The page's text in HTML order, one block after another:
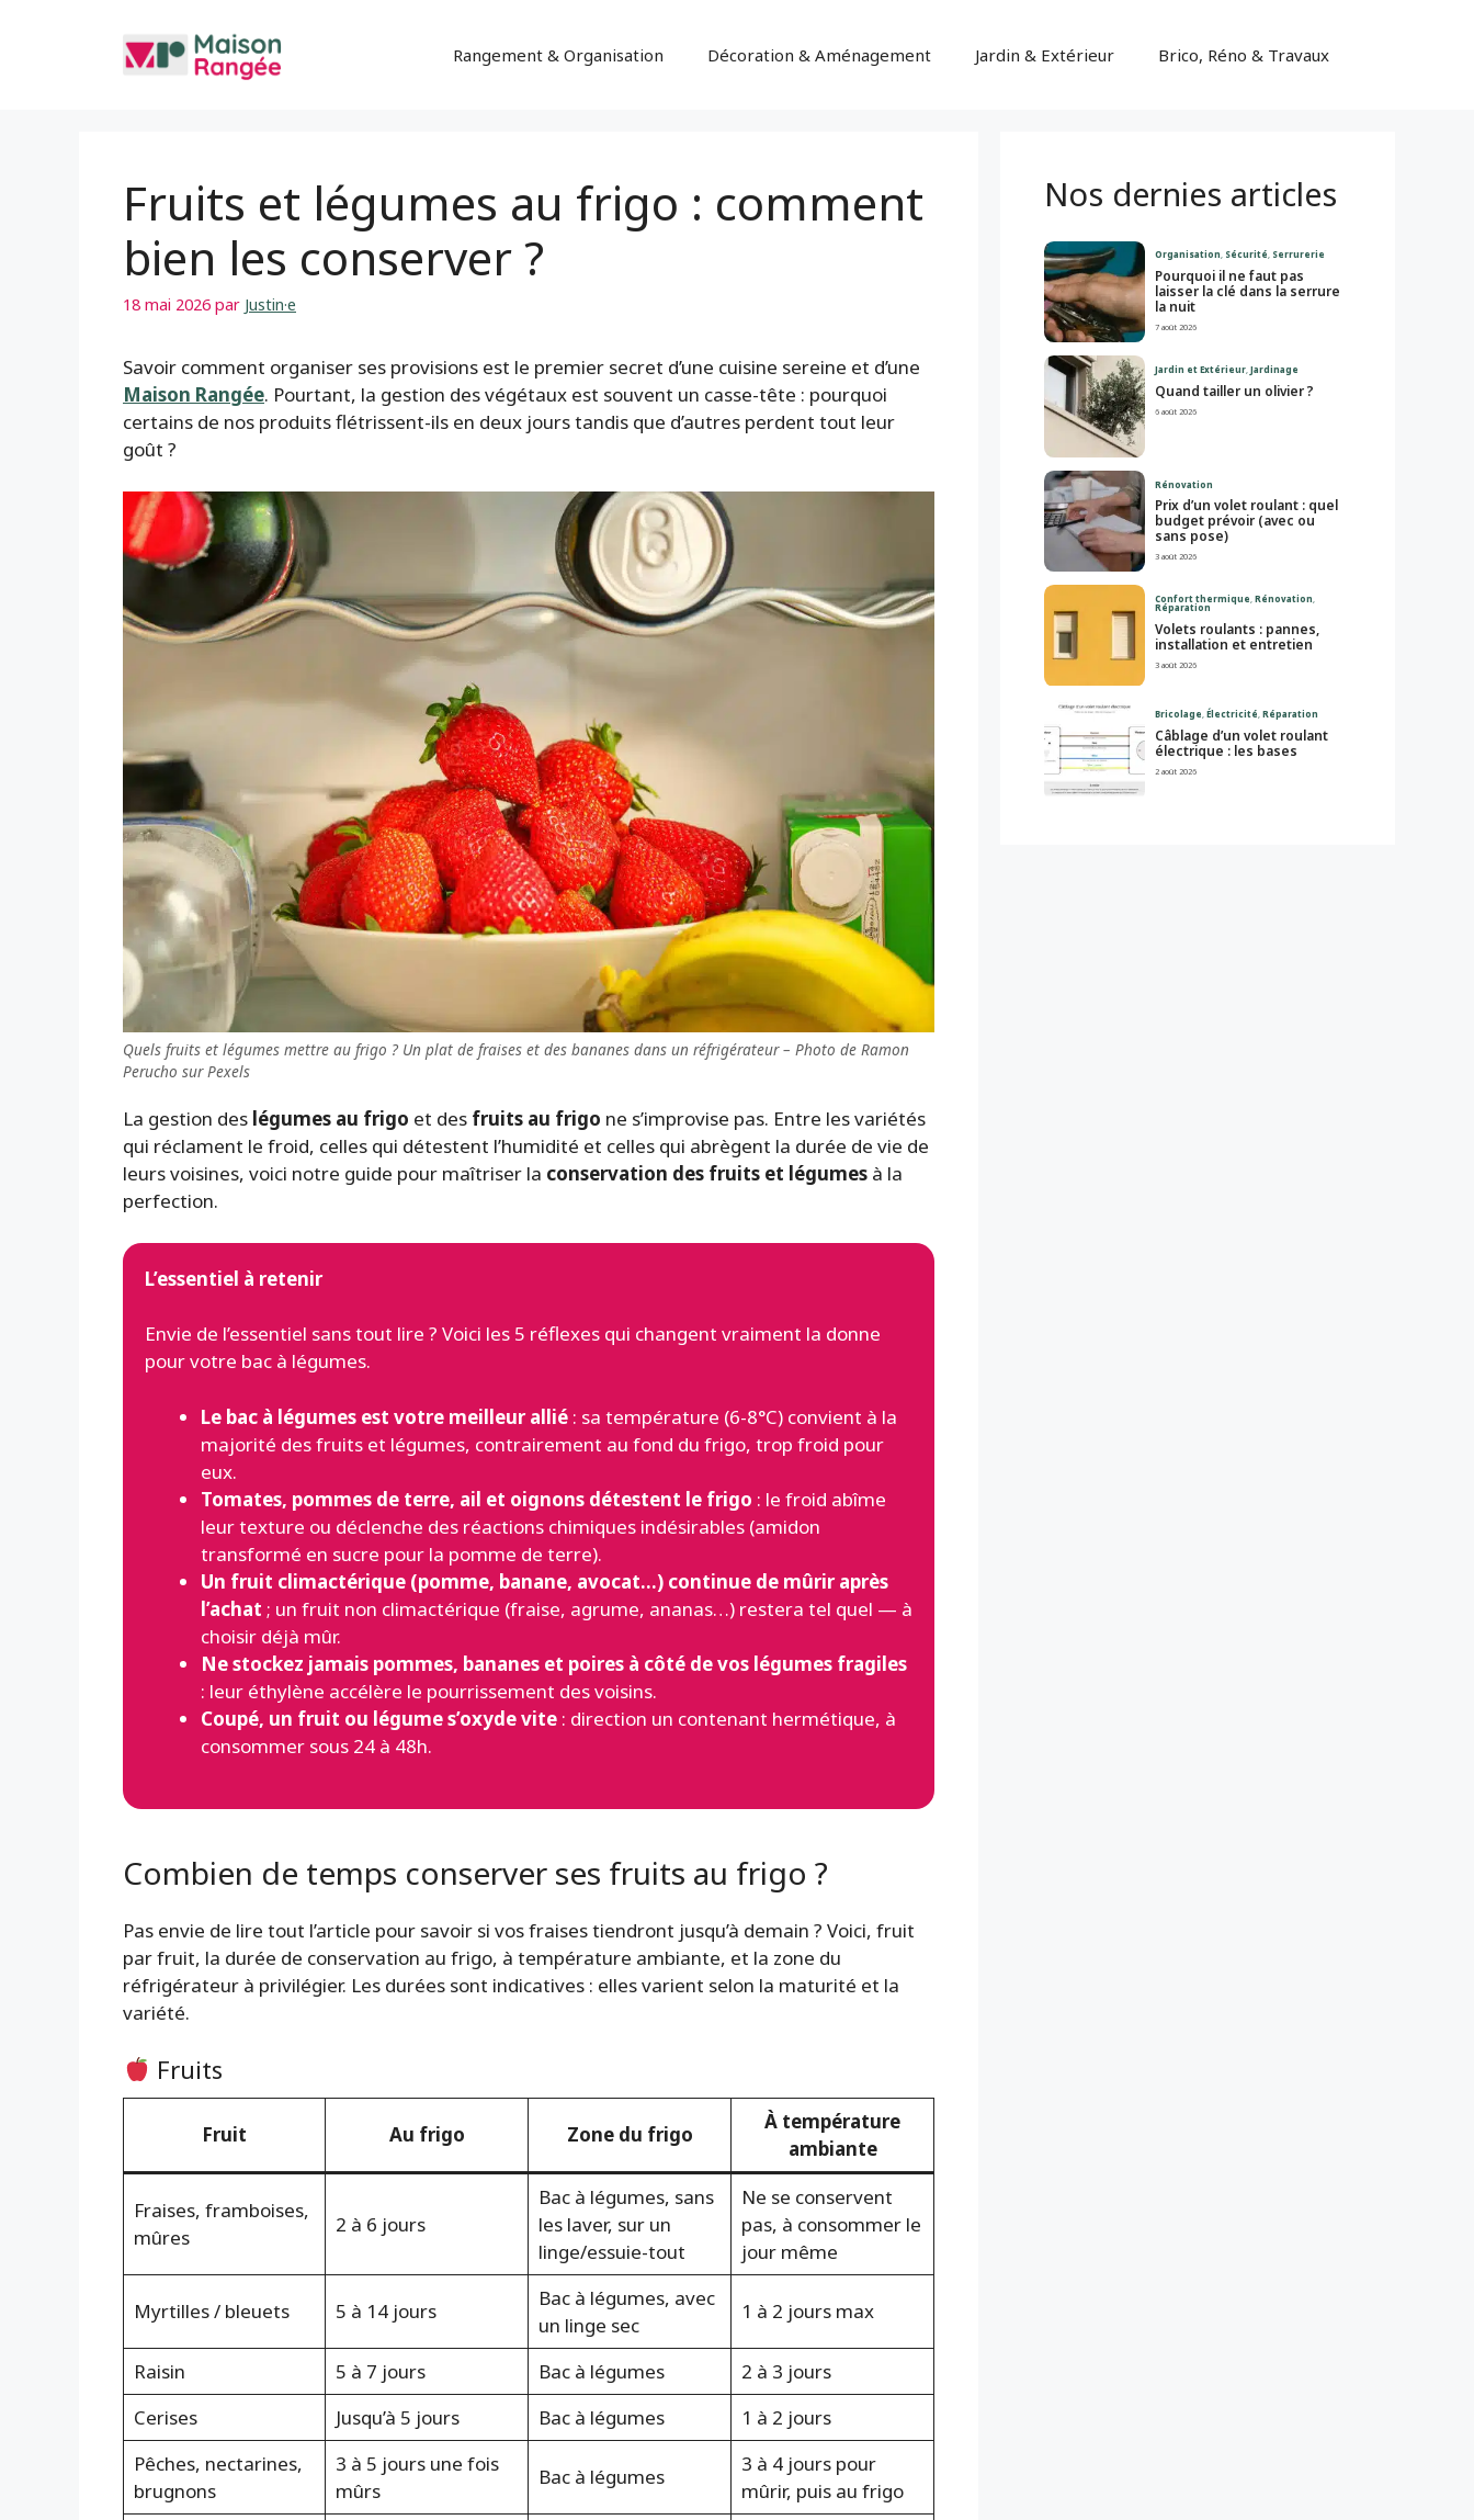
Rangement & Organisation Décoration & Aménagement Jardin & Extérieur Brico, Réno & Travaux
Fruits et légumes au frigo : comment
bien les conserver ?
18 mai 2026 par Justin·e
Savoir comment organiser ses provisions est le premier secret d’une cuisine sereine et d’une
Maison Rangée. Pourtant, la gestion des végétaux est souvent un casse-tête : pourquoi
certains de nos produits flétrissent-ils en deux jours tandis que d’autres perdent tout leur
goût ?
Quels fruits et légumes mettre au frigo ? Un plat de fraises et des bananes dans un réfrigérateur – Photo de Ramon
Perucho sur Pexels
La gestion des légumes au frigo et des fruits au frigo ne s’improvise pas. Entre les variétés
qui réclament le froid, celles qui détestent l’humidité et celles qui abrègent la durée de vie de
leurs voisines, voici notre guide pour maîtriser la conservation des fruits et légumes à la
perfection.
L’essentiel à retenir
Envie de l’essentiel sans tout lire ? Voici les 5 réflexes qui changent vraiment la donne
pour votre bac à légumes.
Le bac à légumes est votre meilleur allié : sa température (6-8°C) convient à la
majorité des fruits et légumes, contrairement au fond du frigo, trop froid pour
eux.
Tomates, pommes de terre, ail et oignons détestent le frigo : le froid abîme
leur texture ou déclenche des réactions chimiques indésirables (amidon
transformé en sucre pour la pomme de terre).
Un fruit climactérique (pomme, banane, avocat…) continue de mûrir après
l’achat ; un fruit non climactérique (fraise, agrume, ananas…) restera tel quel — à
choisir déjà mûr.
Ne stockez jamais pommes, bananes et poires à côté de vos légumes fragiles
: leur éthylène accélère le pourrissement des voisins.
Coupé, un fruit ou légume s’oxyde vite : direction un contenant hermétique, à
consommer sous 24 à 48h.
Combien de temps conserver ses fruits au frigo ?
Pas envie de lire tout l’article pour savoir si vos fraises tiendront jusqu’à demain ? Voici, fruit
par fruit, la durée de conservation au frigo, à température ambiante, et la zone du
réfrigérateur à privilégier. Les durées sont indicatives : elles varient selon la maturité et la
variété.
Fruits
Fruit Au frigo Zone du frigo
À température
ambiante
Fraises, framboises,
mûres
2 à 6 jours
Bac à légumes, sans
les laver, sur un
linge/essuie-tout
Ne se conservent
pas, à consommer le
jour même
Myrtilles / bleuets 5 à 14 jours
Bac à légumes, avec
un linge sec
1 à 2 jours max
Raisin 5 à 7 jours Bac à légumes
2 à 3 jours
Cerises
Jusqu’à 5 jours Bac à légumes
1 à 2 jours
Pêches, nectarines,
brugnons
3 à 5 jours une fois
mûrs
Bac à légumes
3 à 4 jours pour
mûrir, puis au frigo
Nos dernies articles
Organisation, Sécurité, Serrurerie
Pourquoi il ne faut pas
laisser la clé dans la serrure
la nuit
7 août 2026
Jardin et Extérieur,Jardinage
Quand tailler un olivier ?
6 août 2026
Rénovation
Prix d’un volet roulant : quel
budget prévoir (avec ou
sans pose)
3 août 2026
Confort thermique,Rénovation,
Réparation
Volets roulants : pannes,
installation et entretien
3 août 2026
Bricolage ,Électricité ,Réparation
Câblage d’un volet roulant
électrique : les bases
2 août 2026